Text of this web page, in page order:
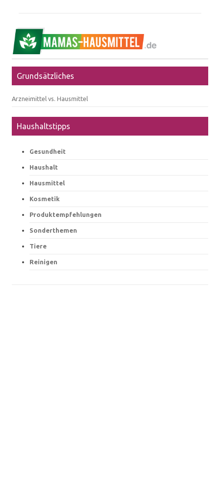
Grundsätzliches
Arzneimittel vs. Hausmittel
Haushaltstipps
Gesundheit
Haushalt
Hausmittel
Kosmetik
Produktempfehlungen
Sonderthemen
Tiere
Reinigen